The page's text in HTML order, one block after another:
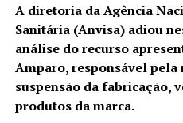
A diretoria da Agência
Sanitária (Anvisa) adiou
análise do recurso
Amparo, responsável pela
suspensão da fabricação,
produtos da marca.